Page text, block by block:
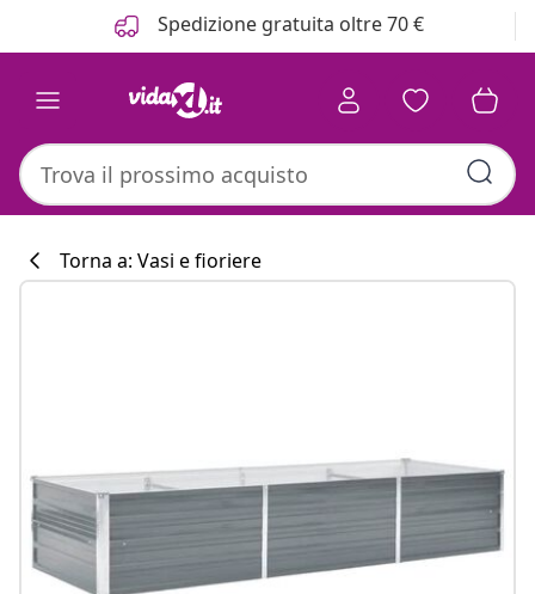
Spedizione gratuita oltre 70 €
Torna a: Vasi e fioriere